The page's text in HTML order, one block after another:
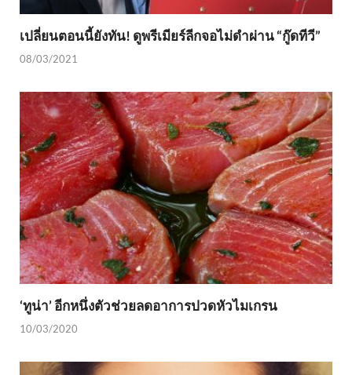
เปลี่ยนตอนนี้ยังทัน! ดูพรีเมียร์ลีกจอไม่ดำผ่าน “กู๊ดทีวี”
08/03/2021
‘ทูน่า’ อีกหนึ่งตัวช่วยลดอาการปวดหัวไมเกรน
10/03/2020